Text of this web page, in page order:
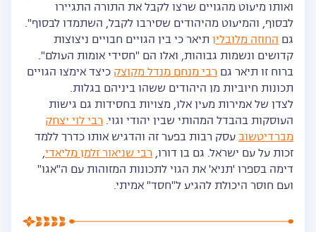
ואותו מיעוט מהגויים שרצו לקבל את התורה התגיירו
לבסוף, והמיעוט מהיהודים שסירבו לקבל, השתמדו לבסוף".
גם החוזה מלובלין תיאר כי בין הגויים חבויים ניצוצות
קדושים ונשמות גבוהות, ואלו הם "חסידי אומות העולם".
ברוח זו תיאר גם רבי מנחם מנדל מקוצק כיצד אימצו הגויים
תכונות חיוביות מן היהודים ששהו ביניהם בגלות.
לצדן של אמירות מעין אלו, מצויות בחסידות גם גישות
העוסקות בהבדל המהותי שבין יהודי וגוי. רבי לוי יצחק
מברדיטשוב עסק רבות בפער זה והדגיש אותו כדרך ללמד
זכות על עם ישראל. גם בן דורו, רבי שניאור זלמן מליאדי,
דימה בספרו 'תניא' את הגוי לתכונות המזוהות עם ה"אגו"
ועם חוסר היכולת להגיע ל"חסד" אמיתי.